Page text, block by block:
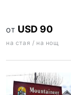
ОТ USD 90
на стая / на нощ